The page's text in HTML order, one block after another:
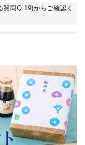
問Q.19)からご確認く